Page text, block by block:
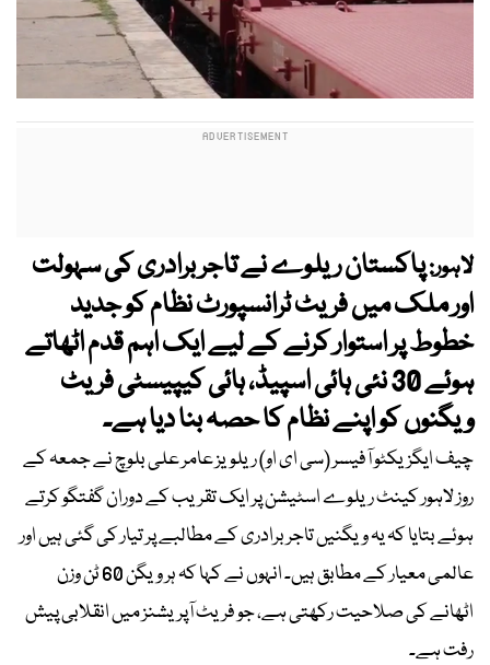
لاہور:پاکستان ریلوے نے تاجر برادری کی سہولت
اور ملک میں فریٹ ٹرانسپورٹ نظام کو جدید
خطوط پر استوار کرنے کے لیے ایک اہم قدم اٹھاتے
ہوئے 30 نئی ہائی اسپیڈ، ہائی کیپیسٹی فریٹ
ویگنوں کو اپنے نظام کا حصہ بنا دیا ہے۔
چیف ایگزیکٹو آفیسر (سی ای او) ریلویز عامر علی بلوچ نے جمعہ کے
روز لاہور کینٹ ریلوے اسٹیشن پر ایک تقریب کے دوران گفتگو کرتے
ہوئے بتایا کہ یہ ویگنیں تاجر برادری کے مطالبے پر تیار کی گئی ہیں اور
عالمی معیار کے مطابق ہیں۔ انہوں نے کہا کہ ہر ویگن 60 ٹن وزن
اٹھانے کی صلاحیت رکھتی ہے، جو فریٹ آپریشنز میں انقلابی پیش
رفت ہے۔